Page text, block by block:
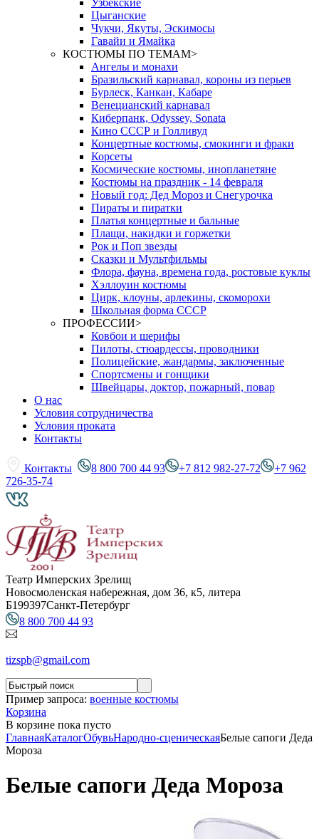
Узбекские
Цыганские
Чукчи, Якуты, Эскимосы
Гавайи и Ямайка
КОСТЮМЫ ПО ТЕМАМ>
Ангелы и монахи
Бразильский карнавал, короны из перьев
Бурлеск, Канкан, Кабаре
Венецианский карнавал
Киберпанк, Odyssey, Sonata
Кино СССР и Голливуд
Концертные костюмы, смокинги и фраки
Корсеты
Космические костюмы, инопланетяне
Костюмы на праздник - 14 февраля
Новый год: Дед Мороз и Снегурочка
Пираты и пиратки
Платья концертные и бальные
Плащи, накидки и горжетки
Рок и Поп звезды
Сказки и Мультфильмы
Флора, фауна, времена года, ростовые куклы
Хэллоуин костюмы
Цирк, клоуны, арлекины, скоморохи
Школьная форма СССР
ПРОФЕССИИ>
Ковбои и шерифы
Пилоты, стюардессы, проводники
Полицейские, жандармы, заключенные
Спортсмены и гонщики
Швейцары, доктор, пожарный, повар
О нас
Условия сотрудничества
Условия проката
Контакты
Контакты 8 800 700 44 93 +7 812 982-27-72
+7 962
726-35-74
Театр Имперских Зрелищ
Новосмоленская набережная, дом 36, к5, литера
Б199397Санкт-Петербург
8 800 700 44 93
tizspb@gmail.com
Пример запроса: военные костюмы
Корзина
В корзине пока пусто
ГлавнаяКаталогОбувьНародно-сценическаяБелые сапоги Деда
Мороза
Белые сапоги Деда Мороза